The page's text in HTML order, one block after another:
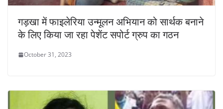
गड़खा में फाइलेरिया उन्मूलन अभियान को सार्थक बनाने
के लिए किया जा रहा पेशेंट सपोर्ट ग्रुप का गठन
October 31, 2023